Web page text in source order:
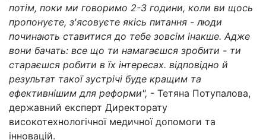
потім, поки ми говоримо 2-3 години, коли ви щось
пропонуєте, з'ясовуєте якісь питання - люди
починають ставитися до тебе зовсім інакше. Адже
вони бачать: все що ти намагаєшся зробити - ти
стараєшся робити в їх інтересах. відповідно й
результат такої зустрічі буде кращим та
ефективнішим для реформи", - Тетяна Потупалова,
державний експерт Директорату
високотехнологічної медичної допомоги та
інновацій.